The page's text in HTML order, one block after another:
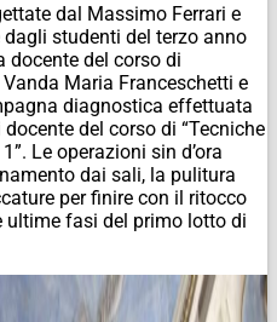
dal Massimo Ferrari e
studenti del terzo anno
docente del corso di
Maria Franceschetti e
diagnostica effettuata
del corso di “Tecniche
Le operazioni sin d’ora
dai sali, la pulitura
per finire con il ritocco
ultime fasi del primo lotto di